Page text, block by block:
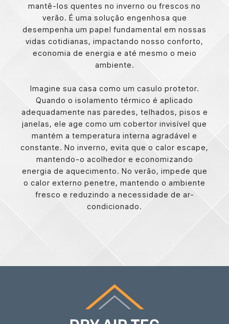
mantê-los quentes no inverno ou frescos no
verão. É uma solução engenhosa que
desempenha um papel fundamental em nossas
vidas cotidianas, impactando nosso conforto,
economia de energia e até mesmo o meio
ambiente.
Imagine sua casa como um casulo protetor.
Quando o isolamento térmico é aplicado
adequadamente nas paredes, telhados, pisos e
janelas, ele age como um cobertor invisível que
mantém a temperatura interna agradável e
constante. No inverno, evita que o calor escape,
mantendo-o acolhedor e economizando
energia de aquecimento. No verão, impede que
o calor externo penetre, mantendo o ambiente
fresco e reduzindo a necessidade de ar-
condicionado.